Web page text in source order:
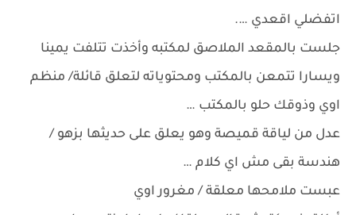
اتفضلي اقعدي ….
جلست بالمقعد الملاصق لمكتبه وأخذت تتلفت يمينا
ويسارا تتمعن بالمكتب ومحتوياته لتعلق قائلة/ منظم
اوي وذوقك حلو بالمكتب …
عدل من لياقة قميصة وهو يعلق على حديثها بزهو /
هندسة بقى مش اي كلام …
عبست ملامحها معلقة / مغرور اوي